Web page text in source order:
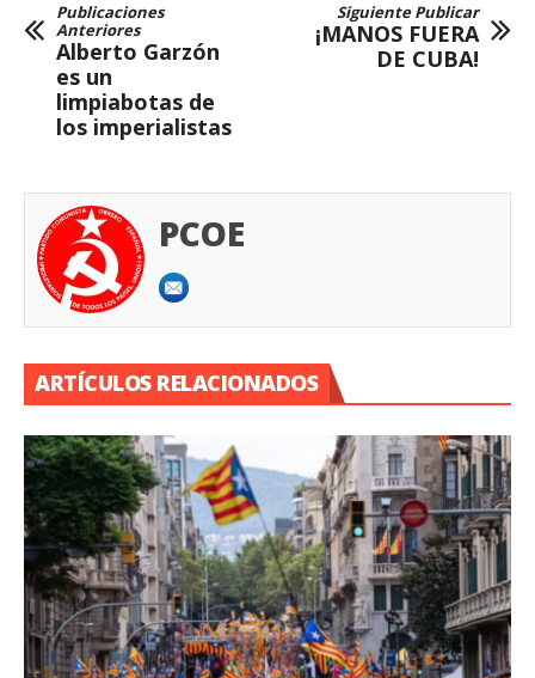
Publicaciones
Anteriores
Alberto Garzón
es un
limpiabotas de
los imperialistas
Siguiente Publicar
¡MANOS FUERA
DE CUBA!
PCOE
ARTÍCULOS RELACIONADOS